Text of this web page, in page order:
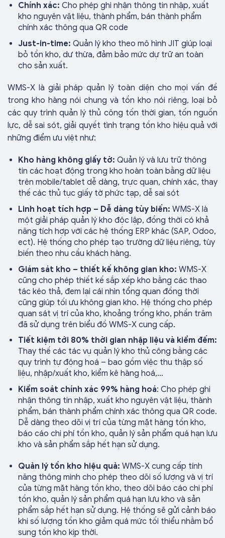
Chính xác: Cho phép ghi nhận thông tin nhập, xuất
kho nguyên vật liệu, thành phẩm, bán thành phẩm
chính xác thông qua QR code
Just-in-time: Quản lý kho theo mô hình JIT giúp loại
bỏ tồn kho, dư thừa, đảm bảo mức dự trữ an toàn
cho sản xuất.
WMS-X là giải pháp quản lý toàn diện cho mọi vấn đề
trong kho hàng nói chung và tồn kho nói riêng, loại bỏ
các quy trình quản lý thủ công tốn thời gian, tốn nguồn
lực, dễ sai sót, giải quyết tình trạng tồn kho hiệu quả với
những điểm ưu việt như:
Kho hàng không giấy tờ: Quản lý và lưu trữ thông
tin các hoạt động trong kho hoàn toàn bằng dữ liệu
trên mobile/tablet dễ dàng, trực quan, chính xác, thay
thế các thủ tục giấy tờ phức tạp, dễ sai sót
Linh hoạt tích hợp – Dễ dàng tùy biến: WMS-X là
một giải pháp quản lý kho độc lập, đồng thời có khả
năng tích hợp với các hệ thống ERP khác (SAP, Odoo,
ect). Hệ thống cho phép tạo trường dữ liệu riêng, tùy
biến theo nhu cầu khách hàng.
Giám sát kho – thiết kế không gian kho: WMS-X
cũng cho phép thiết kế sắp xếp kho bằng các thao
tác kéo thả, đem lại cái nhìn tổng quan đồng thời
cũng giúp tối ưu không gian kho. Hệ thống cho phép
quan sát vị trí của kho, khoảng trống kho, phần trăm
đã sử dụng trên biểu đồ WMS-X cung cấp.
Tiết kiệm tới 80% thời gian nhập liệu và kiểm đếm:
Thay thế các tác vụ quản lý kho thủ công bằng các
quy trình tự động hoá – bao gồm việc thu thập số
liệu, nhập/xuất kho, kiểm kê hàng hoá,…
Kiểm soát chính xác 99% hàng hoá: Cho phép ghi
nhận thông tin nhập, xuất kho nguyên vật liệu, thành
phẩm, bán thành phẩm chính xác thông qua QR code.
Dễ dàng theo dõi vị trí của từng mặt hàng tồn kho,
báo cáo chi phí tồn kho, quản lý sản phẩm quá hạn lưu
kho và sản phẩm sắp hết hạn sử dụng.
Quản lý tồn kho hiệu quả: WMS-X cung cấp tính
năng thông minh cho phép theo dõi số lượng và vị trí
của từng mặt hàng tồn kho, theo dõi báo cáo chi phí
tồn kho, quản lý sản phẩm quá hạn lưu kho và sản
phẩm sắp hết hạn sử dụng. Hệ thống sẽ gửi cảnh báo
khi số lượng tồn kho giảm quá mức tối thiểu nhằm bổ
sung tồn kho kịp thời.